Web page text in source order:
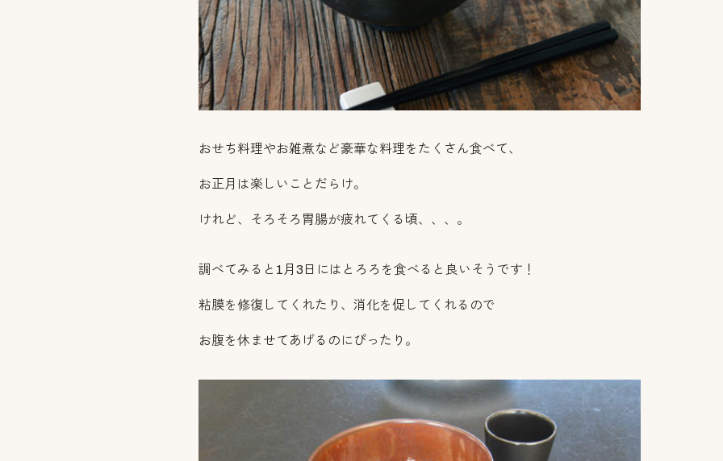
おせち料理やお雑煮など豪華な料理をたくさん食べて、
お正月は楽しいことだらけ。
けれど、そろそろ胃腸が疲れてくる頃、、、。
調べてみると1月3日にはとろろを食べると良いそうです！
粘膜を修復してくれたり、消化を促してくれるので
お腹を休ませてあげるのにぴったり。